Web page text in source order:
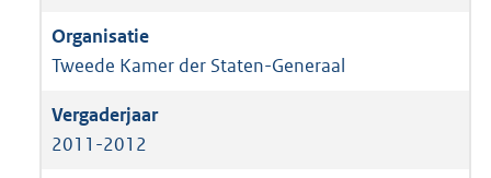
Tweede Kamer der Staten-Generaal
2011-2012